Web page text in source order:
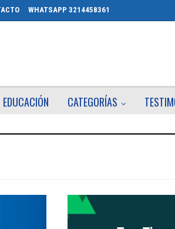
WHATSAPP 3214458361
EDUCACIÓN CATEGORÍAS